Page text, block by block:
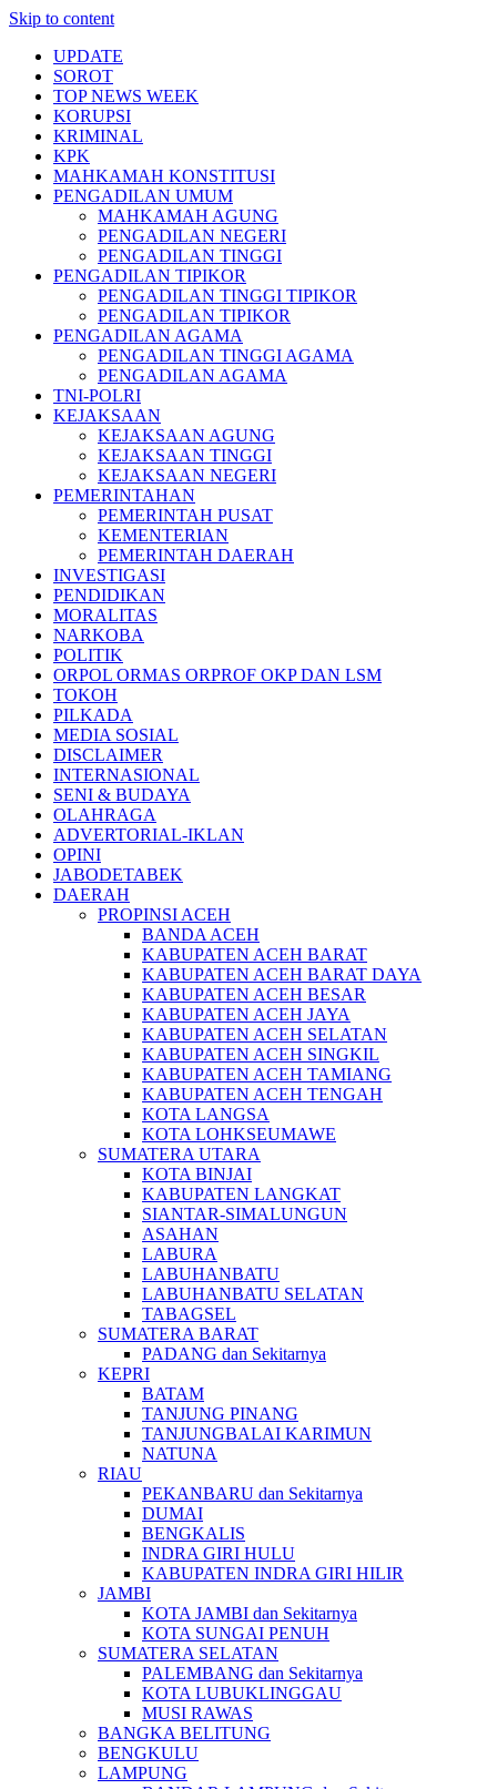
Skip to content
UPDATE
SOROT
TOP NEWS WEEK
KORUPSI
KRIMINAL
KPK
MAHKAMAH KONSTITUSI
PENGADILAN UMUM
MAHKAMAH AGUNG
PENGADILAN NEGERI
PENGADILAN TINGGI
PENGADILAN TIPIKOR
PENGADILAN TINGGI TIPIKOR
PENGADILAN TIPIKOR
PENGADILAN AGAMA
PENGADILAN TINGGI AGAMA
PENGADILAN AGAMA
TNI-POLRI
KEJAKSAAN
KEJAKSAAN AGUNG
KEJAKSAAN TINGGI
KEJAKSAAN NEGERI
PEMERINTAHAN
PEMERINTAH PUSAT
KEMENTERIAN
PEMERINTAH DAERAH
INVESTIGASI
PENDIDIKAN
MORALITAS
NARKOBA
POLITIK
ORPOL ORMAS ORPROF OKP DAN LSM
TOKOH
PILKADA
MEDIA SOSIAL
DISCLAIMER
INTERNASIONAL
SENI & BUDAYA
OLAHRAGA
ADVERTORIAL-IKLAN
OPINI
JABODETABEK
DAERAH
PROPINSI ACEH
BANDA ACEH
KABUPATEN ACEH BARAT
KABUPATEN ACEH BARAT DAYA
KABUPATEN ACEH BESAR
KABUPATEN ACEH JAYA
KABUPATEN ACEH SELATAN
KABUPATEN ACEH SINGKIL
KABUPATEN ACEH TAMIANG
KABUPATEN ACEH TENGAH
KOTA LANGSA
KOTA LOHKSEUMAWE
SUMATERA UTARA
KOTA BINJAI
KABUPATEN LANGKAT
SIANTAR-SIMALUNGUN
ASAHAN
LABURA
LABUHANBATU
LABUHANBATU SELATAN
TABAGSEL
SUMATERA BARAT
PADANG dan Sekitarnya
KEPRI
BATAM
TANJUNG PINANG
TANJUNGBALAI KARIMUN
NATUNA
RIAU
PEKANBARU dan Sekitarnya
DUMAI
BENGKALIS
INDRA GIRI HULU
KABUPATEN INDRA GIRI HILIR
JAMBI
KOTA JAMBI dan Sekitarnya
KOTA SUNGAI PENUH
SUMATERA SELATAN
PALEMBANG dan Sekitarnya
KOTA LUBUKLINGGAU
MUSI RAWAS
BANGKA BELITUNG
BENGKULU
LAMPUNG